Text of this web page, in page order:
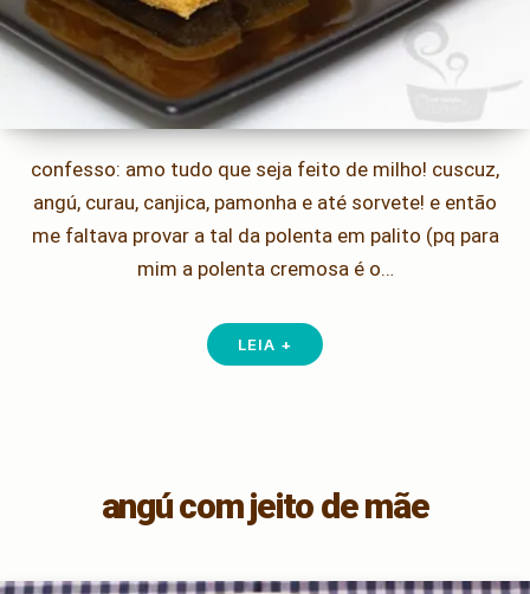
confesso: amo tudo que seja feito de milho! cuscuz,
angú, curau, canjica, pamonha e até sorvete! e então
me faltava provar a tal da polenta em palito (pq para
mim a polenta cremosa é o…
LEIA +
angú com jeito de mãe